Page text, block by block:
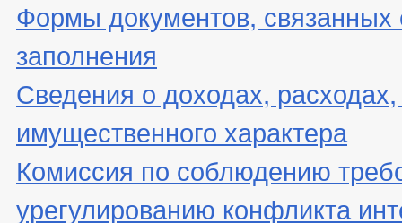
Формы документов, связанных
заполнения
Сведения о доходах,
имущественного характера
Комиссия по соблюдению
урегулированию конфликта